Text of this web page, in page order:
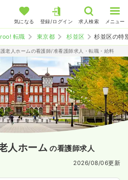
気になる 登録/ログイン 求人検索 メニュー
転職 東京都 杉並区 杉並区の特
老人ホームの看護師/准看護師求人・転職・給料
人ホーム の看護師求人
2026/08/06更新